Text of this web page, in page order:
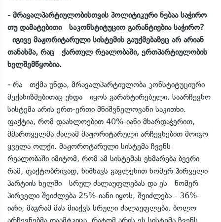
- მრავალპარტიულობისთვის პოლიტიკური ნებაა საჭირო
თუ დამატებითი საკონსტიტუციო გარანტიებია საჭირო?
იგივე მაჟორიტარული სისტემის გაუქმებაზეც არ არიან
თანახმა, რაც ქართულ რეალობაში, ერთპარტიულობის
ხელშემწყობია.
- რა თქმა უნდა, მრავალპარტიულობა კონსტიტუციური
მექანიზმებითაც უნდა იყოს გარანტირებული. საარჩევნო
სისტემა არის ერთ-ერთი მნიშვნელოვანი საკითხი.
ფაქტია, რომ დაახლოებით 40%-იანი მხარდაჭერით,
მმართველმა ძალამ მაჟორიტარული არჩევნებით მოიგო
ყველა ოლქი. მაჟოროტარული სისტემა ჩვენს
რეალობაში იმიტომ, რომ ამ სისტემას ეხმარება ბევრი
რამ, ფაქტობრივად, ნიშნავს გავლენით ნომერ პირველი
პარტიის ხელში სრულ ძალაუფლებას და ეს ნომერ
პირველი შეიძლება 25%-იანი იყოს, შეიძლება - 36%-
იანი, მაგრამ მას მიაქვს სრული ძალაუფლება. ბოლო